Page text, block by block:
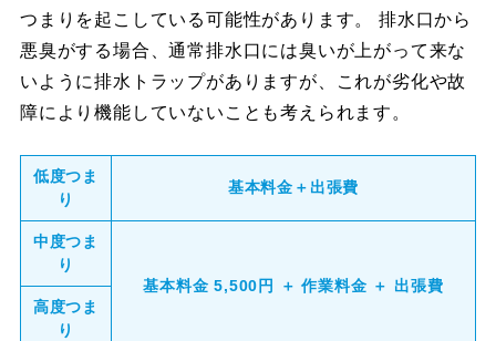
つまりを起こしている可能性があります。 排水口から
悪臭がする場合、通常排水口には臭いが上がって来な
いように排水トラップがありますが、これが劣化や故
障により機能していないことも考えられます。
低度つま
り
基本料金＋出張費
中度つま
り
基本料金 5,500円 ＋ 作業料金 ＋ 出張費
高度つま
り